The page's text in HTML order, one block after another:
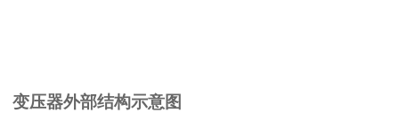
变压器外部结构示意图